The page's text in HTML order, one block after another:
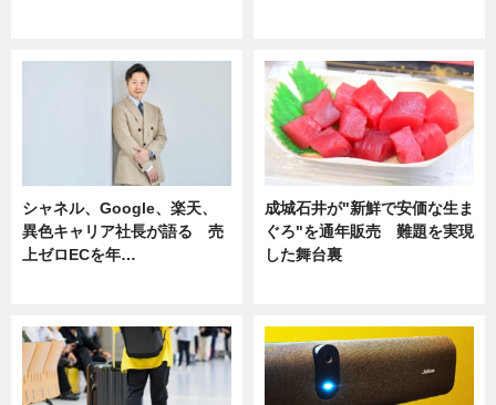
シャネル、Google、楽天、
異色キャリア社長が語る 売
上ゼロECを年…
成城石井が"新鮮で安価な生ま
ぐろ"を通年販売 難題を実現
した舞台裏